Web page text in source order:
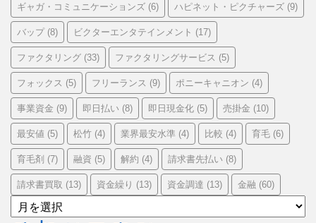
ギャガ・コミュニケーションズ (6) ハピネット・ピクチャーズ (9)
バップ(8) ビクターエンタテインメント (17)
ファクタリング (33) ファクタリングサービス (5)
フォックス (5) フリーランス (9) ポニーキャニオン (4)
事業資金 (9) 即日払い (8) 即日現金化 (5) 売掛金 (10)
最安値 (5) 松竹 (4) 業界最安水準 (4) 比較 (4) 育毛 (6)
育毛剤 (7) 融資 (5) 解約 (4) 請求書先払い (8)
請求書買取 (13) 資金繰り (13) 資金調達 (13) 金融 (60)
ア
ー